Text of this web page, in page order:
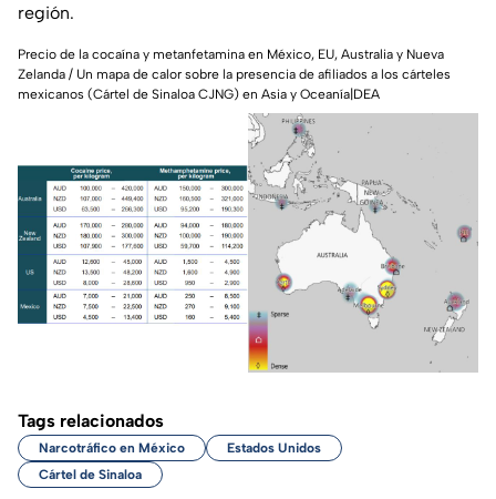
región.
Precio de la cocaína y metanfetamina en México, EU, Australia y Nueva
Zelanda / Un mapa de calor sobre la presencia de afiliados a los cárteles
mexicanos (Cártel de Sinaloa CJNG) en Asia y Oceanía| DEA
Tags relacionados
Narcotráfico en México
Estados Unidos
Cártel de Sinaloa